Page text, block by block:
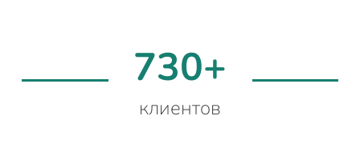
730+
клиентов